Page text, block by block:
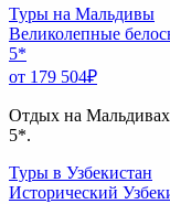
Туры на Мальдивы
Великолепные
5*
от 179 504₽
Отдых на Мальдивах
5*.
Туры в Узбекистан
Исторический